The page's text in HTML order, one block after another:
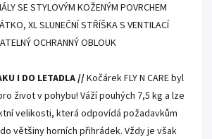
SE STYLOVÝM KOŽENÝM POVRCHEM
XL SLUNEČNÍ STŘÍŠKA S VENTILACÍ
OCHRANNÝ OBLOUK
I DO LETADLA //Kočárek FLY N CARE byl
život v pohybu! Váží pouhých 7,5 kg a lze
velikosti, která odpovídá požadavkům
většiny horních přihrádek. Vždy je však